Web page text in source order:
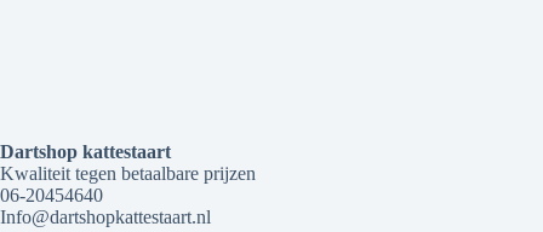
Dartshop kattestaart
Kwaliteit tegen betaalbare prijzen
06-20454640
Info@dartshopkattestaart.nl